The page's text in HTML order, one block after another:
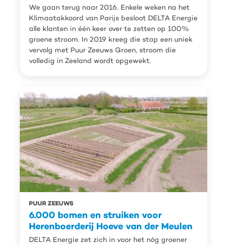
We gaan terug naar 2016. Enkele weken na het
Klimaatakkoord van Parijs besloot DELTA Energie
alle klanten in één keer over te zetten op 100%
groene stroom. In 2019 kreeg die stap een uniek
vervolg met Puur Zeeuws Groen, stroom die
volledig in Zeeland wordt opgewekt.
PUUR ZEEUWS
6.000 bomen en struiken voor
Herenboerderij Hoeve van der Meulen
DELTA Energie zet zich in voor het nóg groener